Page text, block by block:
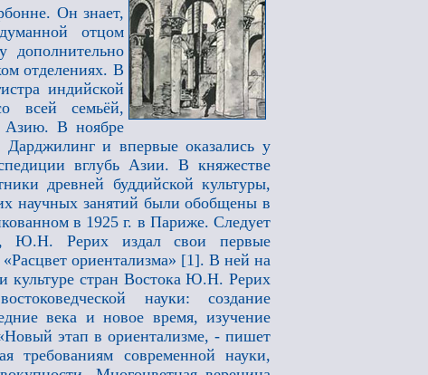
Он знает,
отцом
отделениях. В
индийской
всей семьёй,
Азию. В ноябре
и впервые оказались у
вглубь Азии. В княжестве
древней буддийской культуры,
научных занятий были обобщены в
в 1925 г. в Париже. Следует
Ю.Н. Рерих издал свои первые
ориентализма» [1]. В ней на
культуре стран Востока Ю.Н. Рерих
науки: создание
века и новое время, изучение
этап в ориентализме, - пишет
современной науки,